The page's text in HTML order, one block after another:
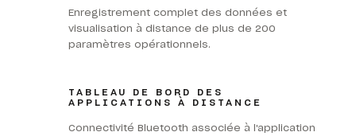
Enregistrement complet des données et
visualisation à distance de plus de 200
paramètres opérationnels.
TABLEAU DE BORD DES
APPLICATIONS À DISTANCE
Connectivité Bluetooth associée à l'application